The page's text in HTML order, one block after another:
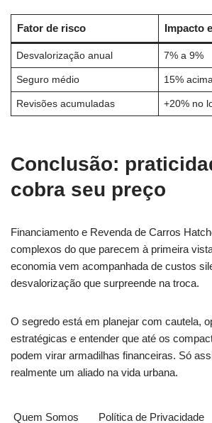
Fator de risco Impacto
Desvalorização anual 7% a 9%
Seguro médio 15%
Revisões acumuladas +20% no
Conclusão:
cobra seu preço
Financiamento e Revenda de Carros
complexos do que parecem à primeira
economia vem acompanhada de custos
desvalorização que surpreende na troca.
O segredo está em planejar com cautela,
estratégicas e entender que até os
podem virar armadilhas financeiras. Só
realmente um aliado na vida urbana.
Quem Somos Política de Privacidade